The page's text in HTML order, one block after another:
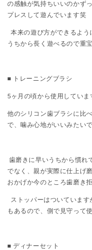
の感触が気持ちいいのかず
プレスして遊んでいます笑
本来の遊び方ができるよ
うちから長く遊べるので重
■ トレーニングブラシ
5ヶ月の頃から使用してい
他のシリコン歯ブラシに比
で、噛み心地がいいみたいで
歯磨きに早いうちから慣れ
でなく、親が実際に仕上げ
おかげか今のところ歯磨き
ストッパーはついていま
もあるので、側で見守って
■ ディナーセット